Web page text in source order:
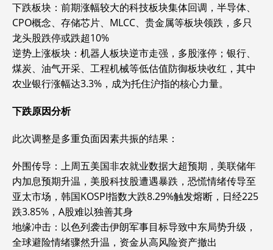
‌下跌板块‌：前期涨幅较大的科技板块集体回调，半导体、
CPO概念、存储芯片、MLCC、贵金属等板块领跌，多只
龙头股跌停或跌超10%
‌逆势上涨板块‌：机器人板块逆市走强，多股涨停；银行、
煤炭、油气开采、工程机械等低估值防御板块收红，其中
农业银行涨幅达3.3%，成为托住沪指的核心力量。
下跌原因分析
此次调整是多重负面因素共振的结果：
‌外围传导‌：上周五美国非农就业数据大超预期，美联储年
内加息预期升温，美股科技股遭遇暴跌，恐慌情绪传导至
亚太市场，韩国KOSPI指数大跌8.29%触发熔断，日经225
跌3.85%，A股难以独善其身
‌地缘冲击‌：以色列袭击伊朗军事目标导致中东局势升级，
全球避险情绪骤然升温，资金从高风险资产撤出